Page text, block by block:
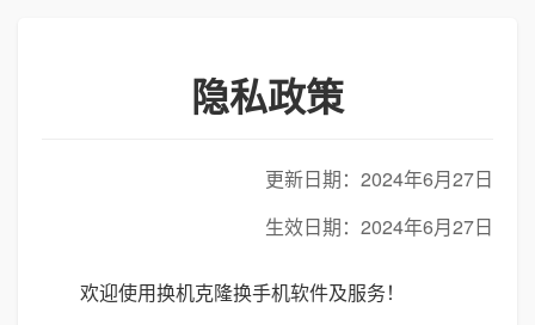
隐私政策
更新日期：2024年6月27日
生效日期：2024年6月27日
欢迎使用换机克隆换手机软件及服务！